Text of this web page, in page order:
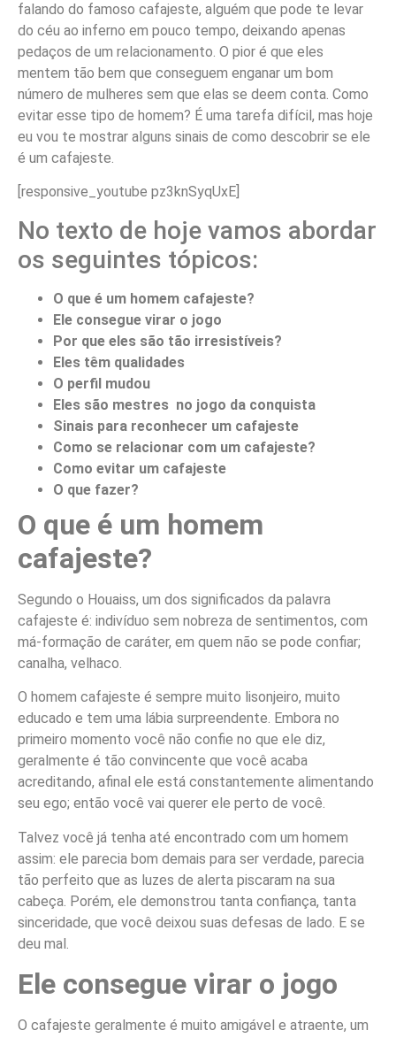
falando do famoso cafajeste, alguém que pode te levar
do céu ao inferno em pouco tempo, deixando apenas
pedaços de um relacionamento. O pior é que eles
mentem tão bem que conseguem enganar um bom
número de mulheres sem que elas se deem conta. Como
evitar esse tipo de homem? É uma tarefa difícil, mas hoje
eu vou te mostrar alguns sinais de como descobrir se ele
é um cafajeste.
[responsive_youtube pz3knSyqUxE]
No texto de hoje vamos abordar
os seguintes tópicos:
O que é um homem cafajeste?
Ele consegue virar o jogo
Por que eles são tão irresistíveis?
Eles têm qualidades
O perfil mudou
Eles são mestres no jogo da conquista
Sinais para reconhecer um cafajeste
Como se relacionar com um cafajeste?
Como evitar um cafajeste
O que fazer?
O que é um homem
cafajeste?
Segundo o Houaiss, um dos significados da palavra
cafajeste é: indivíduo sem nobreza de sentimentos, com
má-formação de caráter, em quem não se pode confiar;
canalha, velhaco.
O homem cafajeste é sempre muito lisonjeiro, muito
educado e tem uma lábia surpreendente. Embora no
primeiro momento você não confie no que ele diz,
geralmente é tão convincente que você acaba
acreditando, afinal ele está constantemente alimentando
seu ego; então você vai querer ele perto de você.
Talvez você já tenha até encontrado com um homem
assim: ele parecia bom demais para ser verdade, parecia
tão perfeito que as luzes de alerta piscaram na sua
cabeça. Porém, ele demonstrou tanta confiança, tanta
sinceridade, que você deixou suas defesas de lado. E se
deu mal.
Ele consegue virar o jogo
O cafajeste geralmente é muito amigável e atraente, um